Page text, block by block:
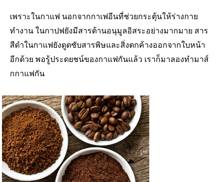
เพราะในกาแฟ นอกจากกาเฟอีนที่ช่วยกระตุ้นให้ร่างกาย
ทำงาน ในกาปฟยังมีสารต้านอนุมูลอิสระอย่างมากมาย สาร
สีดำในกาแฟยังดูดซับสารพิษและสิ่งตกค้างออกจากใบหน้า
อีกด้วย พอรู้ประดยชน์ของกาแฟกันแล้ว เราก็มาลองทำมาส์
กกาแฟกัน